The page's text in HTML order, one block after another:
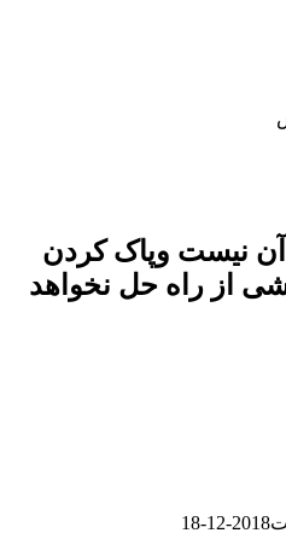
آن نیست وپاک کردن
از راه حل نخواهد
2018-12-18